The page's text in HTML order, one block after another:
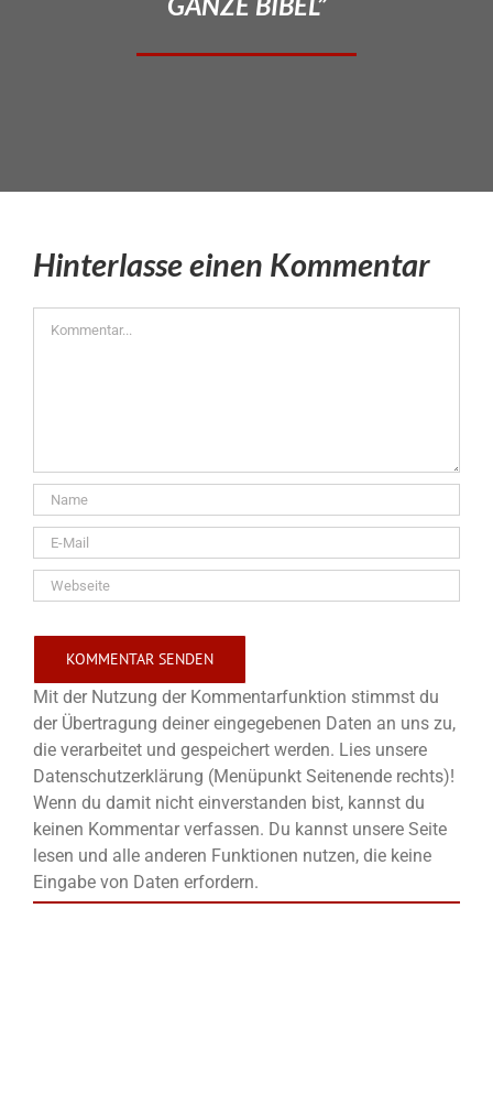
Hinterlasse einen Kommentar
Mit der Nutzung der Kommentarfunktion stimmst du
der Übertragung deiner eingegebenen Daten an uns zu,
die verarbeitet und gespeichert werden. Lies unsere
Datenschutzerklärung (Menüpunkt Seitenende rechts)!
Wenn du damit nicht einverstanden bist, kannst du
keinen Kommentar verfassen. Du kannst unsere Seite
lesen und alle anderen Funktionen nutzen, die keine
Eingabe von Daten erfordern.